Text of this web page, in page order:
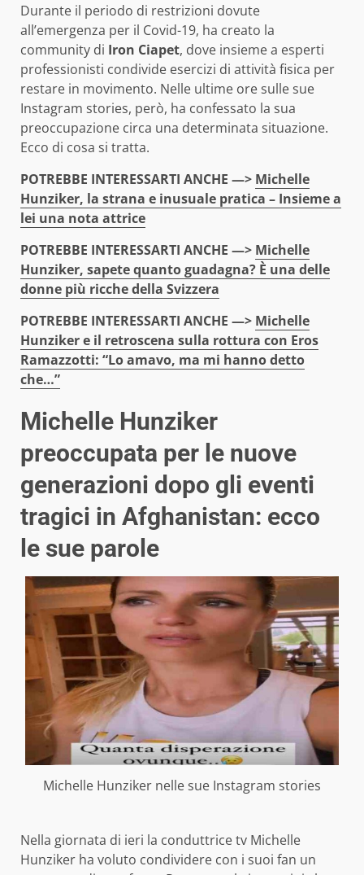
Durante il periodo di restrizioni dovute
all’emergenza per il Covid-19, ha creato la
community di Iron Ciapet, dove insieme a esperti
professionisti condivide esercizi di attività fisica per
restare in movimento. Nelle ultime ore sulle sue
Instagram stories, però, ha confessato la sua
preoccupazione circa una determinata situazione.
Ecco di cosa si tratta.
POTREBBE INTERESSARTI ANCHE —> Michelle
Hunziker, la strana e inusuale pratica – Insieme a
lei una nota attrice
POTREBBE INTERESSARTI ANCHE —> Michelle
Hunziker, sapete quanto guadagna? È una delle
donne più ricche della Svizzera
POTREBBE INTERESSARTI ANCHE —> Michelle
Hunziker e il retroscena sulla rottura con Eros
Ramazzotti: “Lo amavo, ma mi hanno detto
che…”
Michelle Hunziker
preoccupata per le nuove
generazioni dopo gli eventi
tragici in Afghanistan: ecco
le sue parole
Michelle Hunziker nelle sue Instagram stories
Nella giornata di ieri la conduttrice tv Michelle
Hunziker ha voluto condividere con i suoi fan un